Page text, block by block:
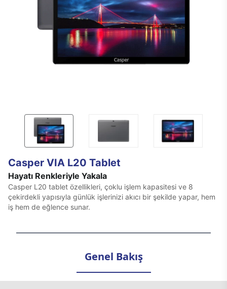
Casper VIA L20 Tablet
Hayatı Renkleriyle Yakala
Casper L20 tablet özellikleri, çoklu işlem kapasitesi ve 8
çekirdekli yapısıyla günlük işlerinizi akıcı bir şekilde yapar, hem
iş hem de eğlence sunar.
Genel Bakış